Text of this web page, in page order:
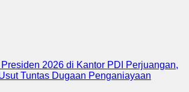
2026 di Kantor PDI Perjuangan,
Tuntas Dugaan Penganiayaan